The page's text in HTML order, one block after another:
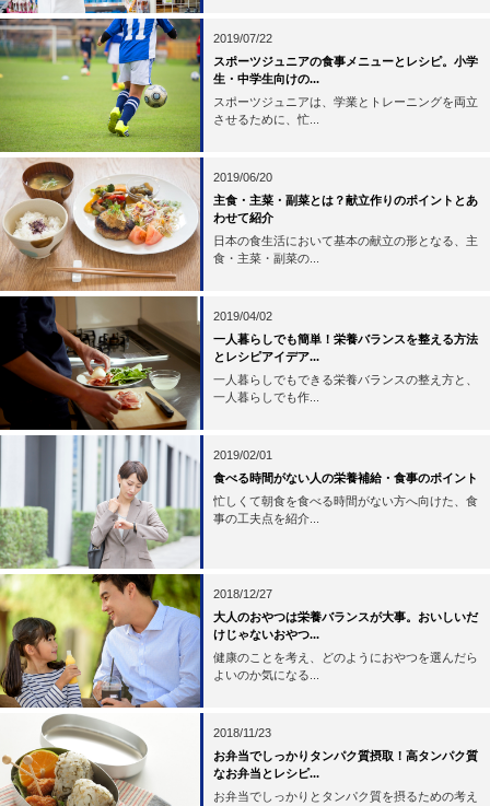
2019/07/22
スポーツジュニアの食事メニューとレシピ。小学
生・中学生向けの...
スポーツジュニアは、学業とトレーニングを両立
させるために、忙...
2019/06/20
主食・主菜・副菜とは？献立作りのポイントとあ
わせて紹介
日本の食生活において基本の献立の形となる、主
食・主菜・副菜の...
2019/04/02
一人暮らしでも簡単！栄養バランスを整える方法
とレシピアイデア...
一人暮らしでもできる栄養バランスの整え方と、
一人暮らしでも作...
2019/02/01
食べる時間がない人の栄養補給・食事のポイント
忙しくて朝食を食べる時間がない方へ向けた、食
事の工夫点を紹介...
2018/12/27
大人のおやつは栄養バランスが大事。おいしいだ
けじゃないおやつ...
健康のことを考え、どのようにおやつを選んだら
よいのか気になる...
2018/11/23
お弁当でしっかりタンパク質摂取！高タンパク質
なお弁当とレシピ...
お弁当でしっかりとタンパク質を摂るための考え